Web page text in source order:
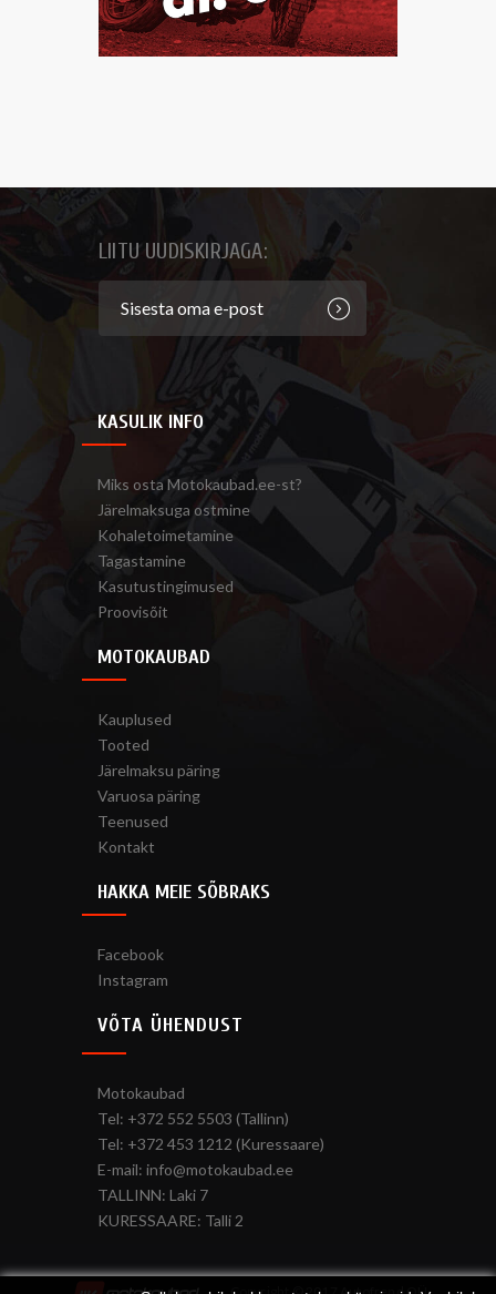
LIITU UUDISKIRJAGA:
KASULIK INFO
Miks osta Motokaubad.ee-st?
Järelmaksuga ostmine
Kohaletoimetamine
Tagastamine
Kasutustingimused
Proovisõit
MOTOKAUBAD
Kauplused
Tooted
Järelmaksu päring
Varuosa päring
Teenused
Kontakt
HAKKA MEIE SÕBRAKS
Facebook
Instagram
VÕTA ÜHENDUST
Motokaubad
Tel: +372 552 5503 (Tallinn)
Tel: +372 453 1212 (Kuressaare)
E-mail: info@motokaubad.ee
TALLINN: Laki 7
KURESSAARE: Talli 2